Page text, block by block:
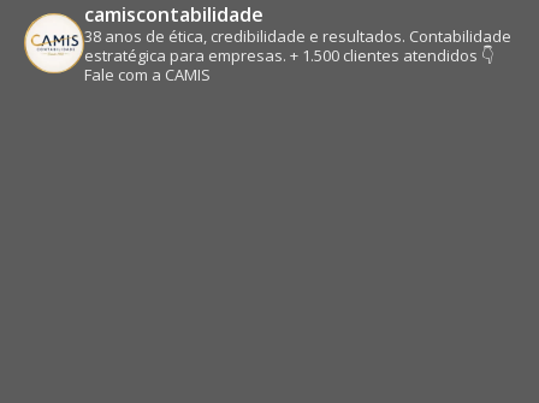
camiscontabilidade
38 anos de ética, credibilidade e resultados. Contabilidade
estratégica para empresas. + 1.500 clientes atendidos 👇
Fale com a CAMIS